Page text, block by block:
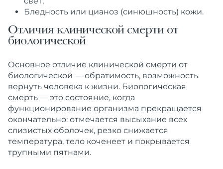
Бледность или цианоз (синюшность) кожи.
Отличия клинической смерти от
биологической
Основное отличие клинической смерти от
биологической — обратимость, возможность
вернуть человека к жизни. Биологическая
смерть — это состояние, когда
функционирование организма прекращается
окончательно: отмечается высыхание всех
слизистых оболочек, резко снижается
температура, тело коченеет и покрывается
трупными пятнами.